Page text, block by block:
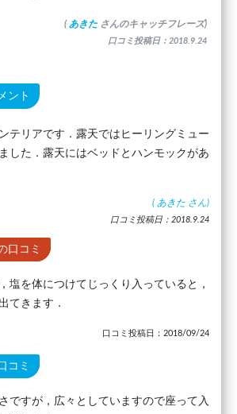
( あきた さんのキャッチフレーズ)
口コミ投稿日：2018.9.24
ント
テリアです．露天ではヒーリングミュー
した．露天にはベッドとハンモックがあ
( あきた さん)
口コミ投稿日：2018.9.24
口コミ
塩を体につけてじっくり入っていると，
てきます．
口コミ投稿日：2018/09/24
コミ
ですが，広々としていますので座って入